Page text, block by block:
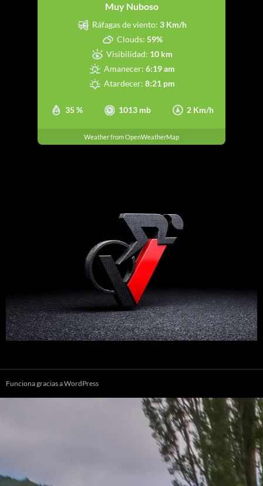
Muy Nuboso
35 % 1013 mb 2 Km/h
Ráfagas de viento: 3 Km/h
Clouds: 59%
Visibilidad: 10 km
Amanecer: 6:19 am
Atardecer: 8:21 pm
Weather from OpenWeatherMap
Funciona gracias a WordPress